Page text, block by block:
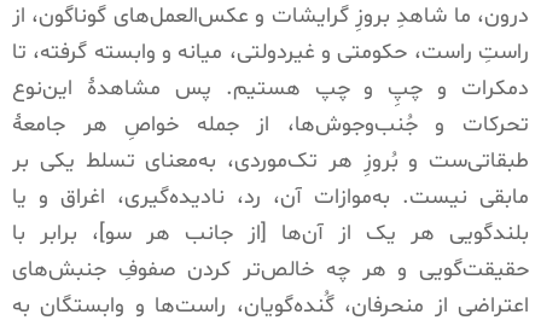
درون، ما شاهدِ بروزِ گرایشات و عکس‌العمل‌های گوناگون، از
راستِ راست، حکومتی و غیردولتی، میانه و وابسته گرفته، تا
دمکرات و چپِ و چپ هستیم. پس مشاهدۀ این‌نوع
تحرکات و جُنب‌و‌جوش‌ها، از جمله خواصِ هر جامعۀ
طبقاتی‌ست و بُروزِ هر تک‌موردی، به‌معنای تسلط یکی بر
مابقی نیست. به‌موازات آن، رد، نادیده‌گیری، اغراق و یا
بلندگویی هر یک از آن‌ها [از جانب هر سو]، برابر با
حقیقت‌گویی و هر چه خالص‌تر کردن صفوفِ جنبش‌های
اعتراضی از منحرفان، گُنده‌گویان، راست‌ها و وابستگان به